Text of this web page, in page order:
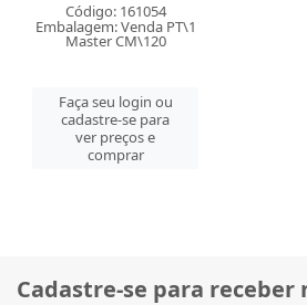
Código: 161054
Embalagem: Venda PT\1
Master CM\120
Faça seu login ou
cadastre-se para
ver preços e
comprar
Cadastre-se para receber